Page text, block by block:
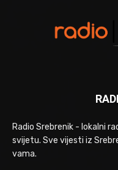
Radio Srebrenik - lokalni
svijetu. Sve vijesti iz
vama.